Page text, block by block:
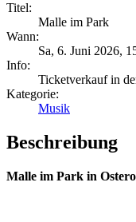
Titel:
Malle im Park
Wann:
Sa, 6. Juni 2026,
Info:
Ticketverkauf in
Kategorie:
Musik
Beschreibung
Malle im Park in